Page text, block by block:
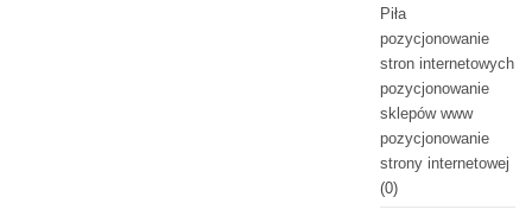
Piła
pozycjonowanie
stron internetowych
pozycjonowanie
sklepów www
pozycjonowanie
strony internetowej
(0)